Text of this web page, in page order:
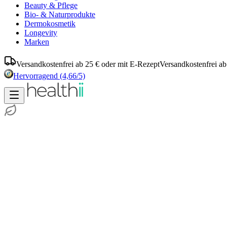
Beauty & Pflege
Bio- & Naturprodukte
Dermokosmetik
Longevity
Marken
Versandkostenfrei ab 25 € oder mit E-RezeptVersandkostenfrei
Hervorragend (4,66/5)